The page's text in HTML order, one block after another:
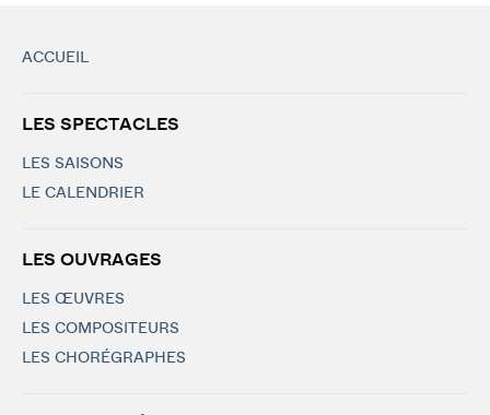
ACCUEIL
LES SPECTACLES
LES SAISONS
LE CALENDRIER
LES OUVRAGES
LES ŒUVRES
LES COMPOSITEURS
LES CHORÉGRAPHES